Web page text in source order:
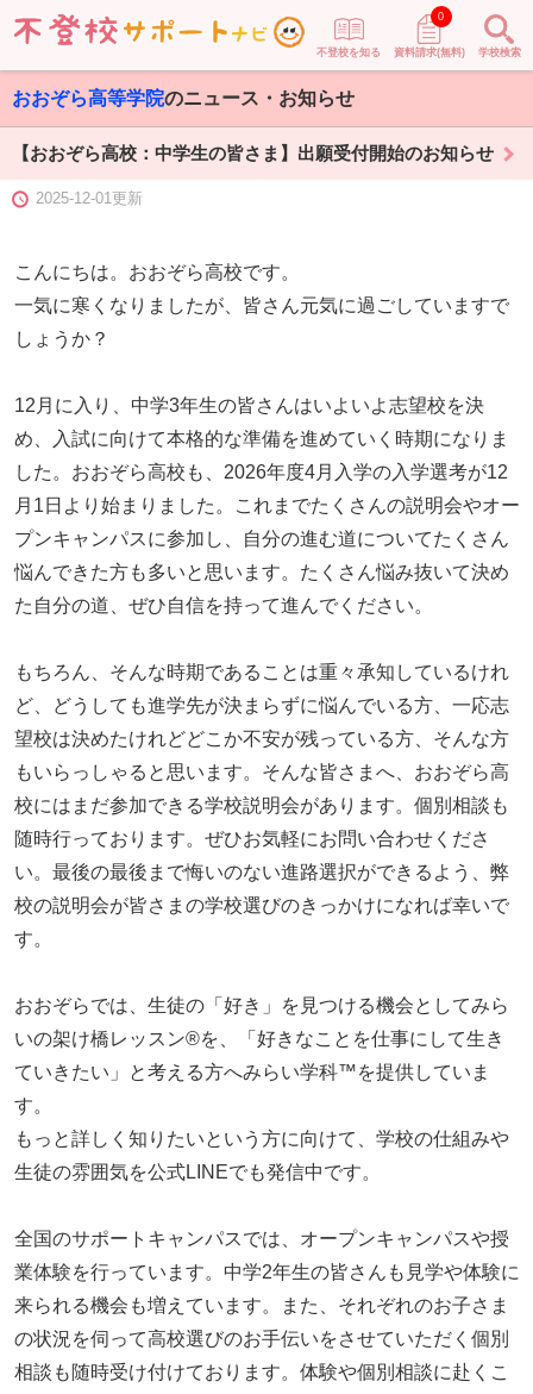
不登校を知る 資料請求(無料)
0
学校検索
おおぞら高等学院のニュース・お知らせ
【おおぞら高校：中学生の皆さま】出願受付開始のお知らせ
2025-12-01更新
こんにちは。おおぞら高校です。
一気に寒くなりましたが、皆さん元気に過ごしていますで
しょうか？
12月に入り、中学3年生の皆さんはいよいよ志望校を決
め、入試に向けて本格的な準備を進めていく時期になりま
した。おおぞら高校も、2026年度4月入学の入学選考が12
月1日より始まりました。これまでたくさんの説明会やオー
プンキャンパスに参加し、自分の進む道についてたくさん
悩んできた方も多いと思います。たくさん悩み抜いて決め
た自分の道、ぜひ自信を持って進んでください。
もちろん、そんな時期であることは重々承知しているけれ
ど、どうしても進学先が決まらずに悩んでいる方、一応志
望校は決めたけれどどこか不安が残っている方、そんな方
もいらっしゃると思います。そんな皆さまへ、おおぞら高
校にはまだ参加できる学校説明会があります。個別相談も
随時行っております。ぜひお気軽にお問い合わせくださ
い。最後の最後まで悔いのない進路選択ができるよう、弊
校の説明会が皆さまの学校選びのきっかけになれば幸いで
す。
おおぞらでは、生徒の「好き」を見つける機会としてみら
いの架け橋レッスン®を、「好きなことを仕事にして生き
ていきたい」と考える方へみらい学科™を提供していま
す。
もっと詳しく知りたいという方に向けて、学校の仕組みや
生徒の雰囲気を公式LINEでも発信中です。
全国のサポートキャンパスでは、オープンキャンパスや授
業体験を行っています。中学2年生の皆さんも見学や体験に
来られる機会も増えています。また、それぞれのお子さま
の状況を伺って高校選びのお手伝いをさせていただく個別
相談も随時受け付けております。体験や個別相談に赴くこ